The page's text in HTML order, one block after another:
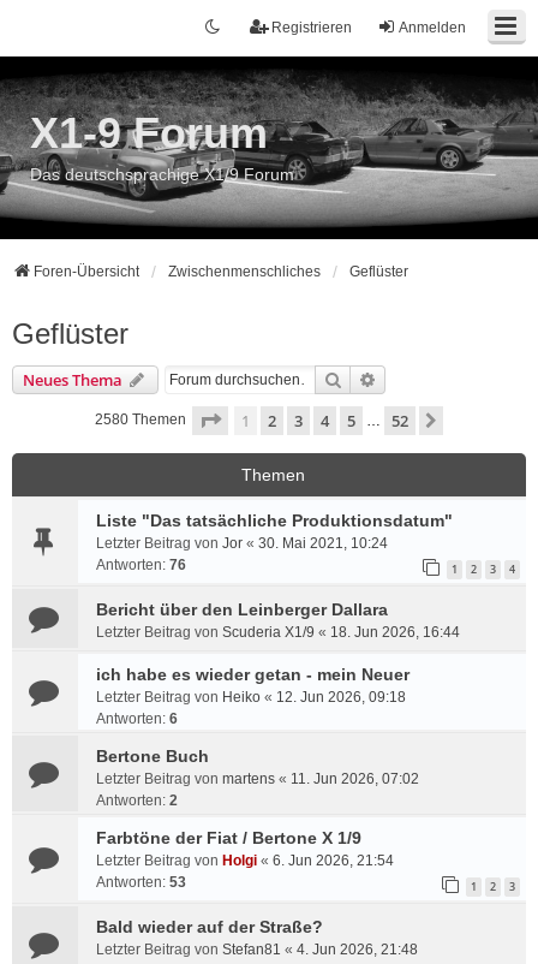
Anmelden
Registrieren
X1-9 Forum
Das deutschsprachige X1/9 Forum
Foren-Übersicht Zwischenmenschliches Geflüster
Geflüster
Neues Thema Suche
2580 Themen Seite 1von 52
1 2 3 4 5 … 52
Themen
Liste "Das tatsächliche Produktionsdatum"
Letzter Beitrag von Jor « 30. Mai 2021, 10:24
Antworten: 76 1 2 3 4
Bericht über den Leinberger Dallara
Letzter Beitrag von Scuderia X1/9 « 18. Jun 2026, 16:44
ich habe es wieder getan - mein Neuer
Letzter Beitrag von Heiko « 12. Jun 2026, 09:18
Antworten: 6
Bertone Buch
Letzter Beitrag von martens « 11. Jun 2026, 07:02
Antworten: 2
Farbtöne der Fiat / Bertone X 1/9
Letzter Beitrag von Holgi « 6. Jun 2026, 21:54
Antworten: 53 1 2 3
Bald wieder auf der Straße?
Letzter Beitrag von Stefan81 « 4. Jun 2026, 21:48